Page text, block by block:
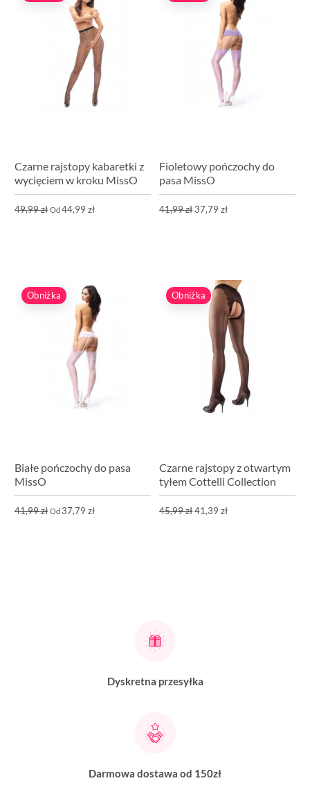
Czarne rajstopy kabaretki z
wycięciem w kroku MissO
49,99 zł Od44,99 zł
Fioletowy pończochy do
pasa MissO
41,99 zł37,79 zł
Obniżka
Białe pończochy do pasa
MissO
41,99 zł Od37,79 zł
Obniżka
Czarne rajstopy z otwartym
tyłem Cottelli Collection
45,99 zł41,39 zł
Dyskretna przesyłka
Darmowa dostawa od 150zł